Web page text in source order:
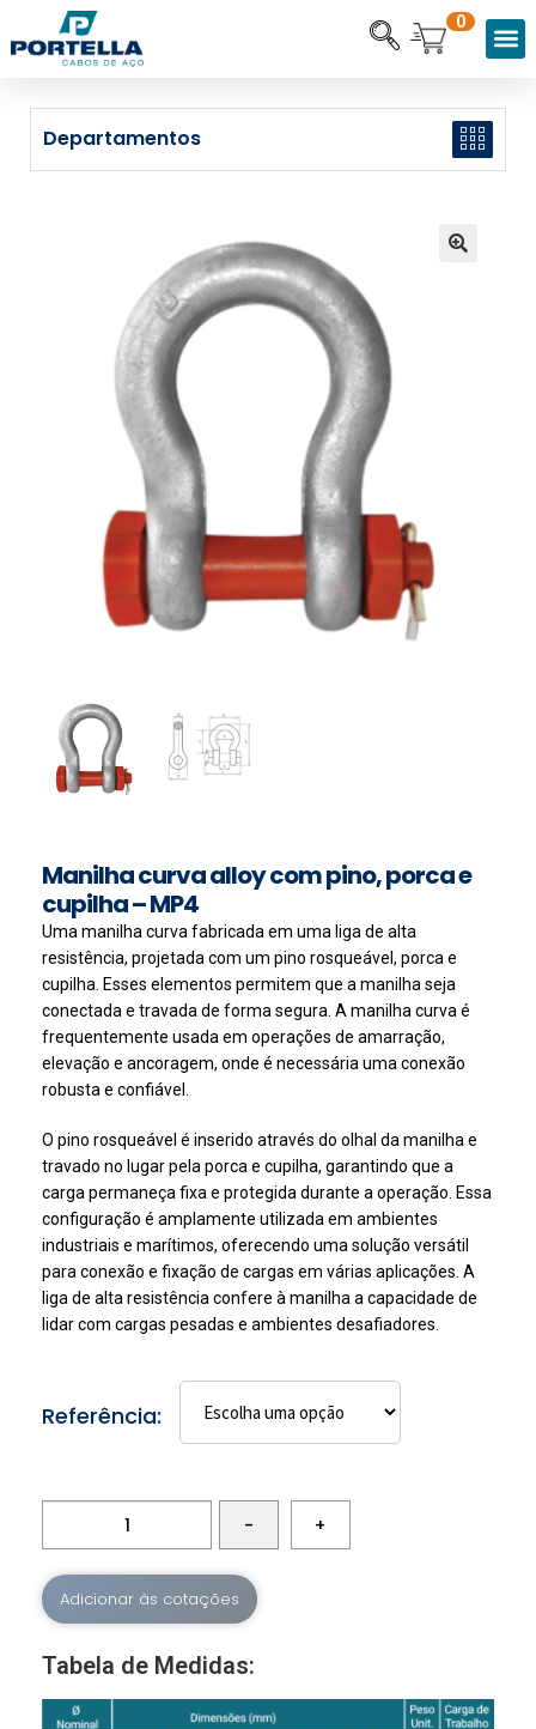
0
Departamentos
Manilha curva alloy com pino, porca e
cupilha – MP4
Uma manilha curva fabricada em uma liga de alta
resistência, projetada com um pino rosqueável, porca e
cupilha. Esses elementos permitem que a manilha seja
conectada e travada de forma segura. A manilha curva é
frequentemente usada em operações de amarração,
elevação e ancoragem, onde é necessária uma conexão
robusta e confiável.
O pino rosqueável é inserido através do olhal da manilha e
travado no lugar pela porca e cupilha, garantindo que a
carga permaneça fixa e protegida durante a operação. Essa
configuração é amplamente utilizada em ambientes
industriais e marítimos, oferecendo uma solução versátil
para conexão e fixação de cargas em várias aplicações. A
liga de alta resistência confere à manilha a capacidade de
lidar com cargas pesadas e ambientes desafiadores.
Referência:
- +
Adicionar às cotações
Tabela de Medidas: